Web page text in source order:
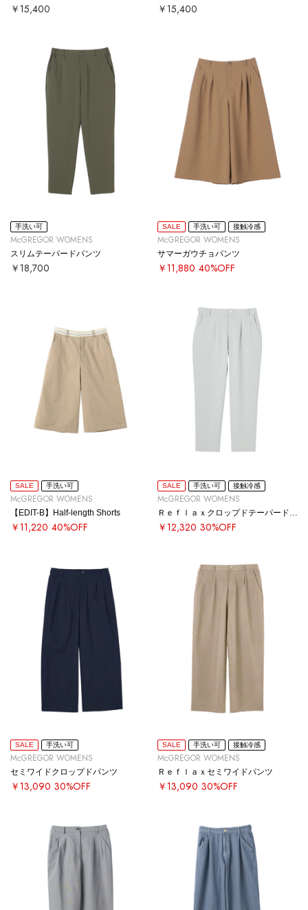
￥15,400 ￥15,400
手洗い可
McGREGOR WOMENS
スリムテーパードパンツ
￥18,700
SALE 手洗い可 接触冷感
McGREGOR WOMENS
サマーガウチョパンツ
￥11,880 40%OFF
SALE 手洗い可
McGREGOR WOMENS
【EDIT-B】Half-length Shorts
￥11,220 40%OFF
SALE 手洗い可 接触冷感
McGREGOR WOMENS
￥12,320 30%OFF
SALE 手洗い可
McGREGOR WOMENS
セミワイドクロップドパンツ
￥13,090 30%OFF
SALE 手洗い可 接触冷感
McGREGOR WOMENS
Ｒｅｆｌａｘセミワイドパンツ
￥13,090 30%OFF